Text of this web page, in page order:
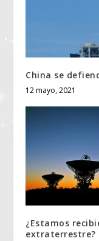
China se
12 mayo, 2021
¿Estamos
extraterrestre?